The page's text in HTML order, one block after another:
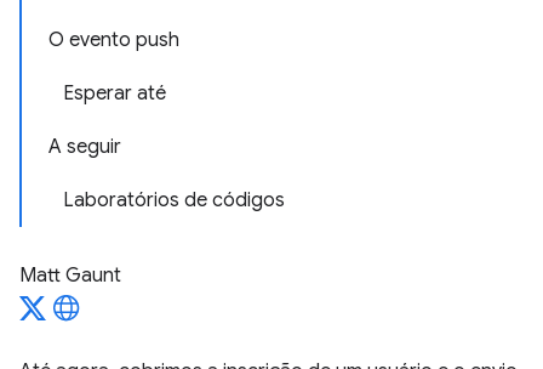
O evento push
Esperar até
A seguir
Laboratórios de códigos
Matt Gaunt